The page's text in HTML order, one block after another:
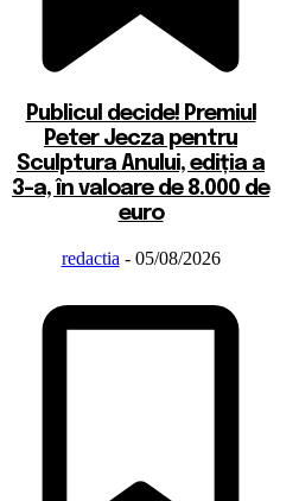
Publicul decide! Premiul
Peter Jecza pentru
Sculptura Anului, ediția a
3-a, în valoare de 8.000 de
euro
redactia - 05/08/2026